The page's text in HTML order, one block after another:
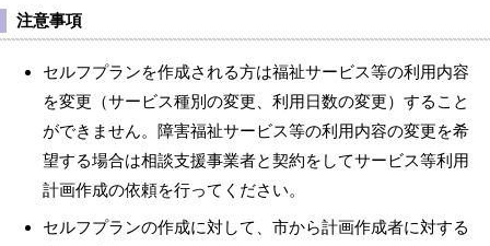
注意事項
セルフプランを作成される方は福祉サービス等の利用内容
を変更（サービス種別の変更、利用日数の変更）すること
ができません。障害福祉サービス等の利用内容の変更を希
望する場合は相談支援事業者と契約をしてサービス等利用
計画作成の依頼を行ってください。
セルフプランの作成に対して、市から計画作成者に対する